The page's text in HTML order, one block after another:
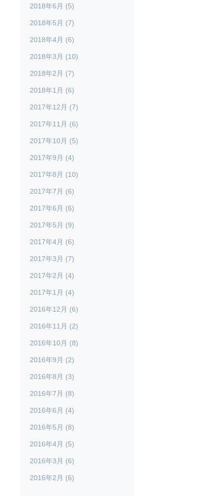
2018年6月 (5)
2018年5月 (7)
2018年4月 (6)
2018年3月 (10)
2018年2月 (7)
2018年1月 (6)
2017年12月 (7)
2017年11月 (6)
2017年10月 (5)
2017年9月 (4)
2017年8月 (10)
2017年7月 (6)
2017年6月 (6)
2017年5月 (9)
2017年4月 (6)
2017年3月 (7)
2017年2月 (4)
2017年1月 (4)
2016年12月 (6)
2016年11月 (2)
2016年10月 (8)
2016年9月 (2)
2016年8月 (3)
2016年7月 (8)
2016年6月 (4)
2016年5月 (8)
2016年4月 (5)
2016年3月 (6)
2016年2月 (6)